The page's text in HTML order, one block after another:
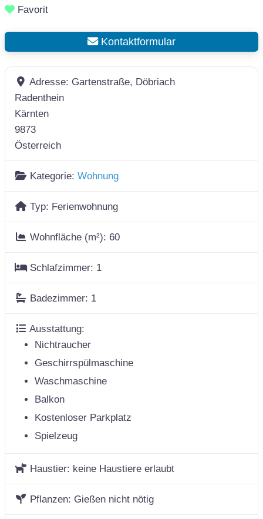
Favorit
Kontaktformular
Adresse: Gartenstraße, Döbriach
Radenthein
Kärnten
9873
Österreich
Kategorie:Wohnung
Typ: Ferienwohnung
Wohnfläche (m²):60
Schlafzimmer: 1
Badezimmer: 1
Ausstattung:
Nichtraucher
Geschirrspülmaschine
Waschmaschine
Balkon
Kostenloser Parkplatz
Spielzeug
Haustier: keine Haustiere erlaubt
Pflanzen: Gießen nicht nötig